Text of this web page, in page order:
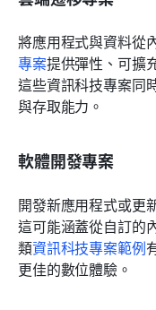
將應用程式與資料從
專案提供彈性、可擴
這些資訊科技專案同
與存取能力。
軟體開發專案
開發新應用程式或更
這可能涵蓋從自訂的
類資訊科技專案範例
更佳的數位體驗。